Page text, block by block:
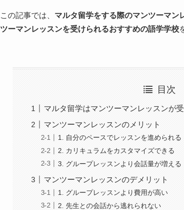
この記事では、 マルタ留学をする際のマンツーマン
ツーマンレッスンを受けられるおすすめの語学学校
目次
マルタ留学はマンツーマンレッスンが
マンツーマンレッスンのメリット
1. 自分のペースでレッスンを進められる
2. カリキュラムをカスタマイズできる
3. グループレッスンより会話量が増える
マンツーマンレッスンのデメリット
1. グループレッスンより費用が高い
2. 先生との会話から逃れられない